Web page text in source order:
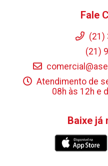
Fale
(21)
(21)
Atendimento de
08h às 12h e
Baixe já